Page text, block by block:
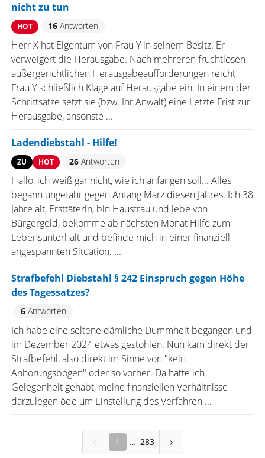
nicht zu tun
HOT 16Antworten
Herr X hat Eigentum von Frau Y in seinem Besitz. Er
verweigert die Herausgabe. Nach mehreren fruchtlosen
außergerichtlichen Herausgabeaufforderungen reicht
Frau Y schließlich Klage auf Herausgabe ein. In einem der
Schriftsätze setzt sie (bzw. Ihr Anwalt) eine Letzte Frist zur
Herausgabe, ansonste ...
Ladendiebstahl - Hilfe!
ZU HOT 26Antworten
Hallo, ich weiß gar nicht, wie ich anfangen soll... Alles
begann ungefähr gegen Anfang März diesen Jahres. Ich 38
Jahre alt, Ersttäterin, bin Hausfrau und lebe von
Bürgergeld, bekomme ab nächsten Monat Hilfe zum
Lebensunterhalt und befinde mich in einer finanziell
angespannten Situation. ...
Strafbefehl Diebstahl § 242 Einspruch gegen Höhe
des Tagessatzes?
6Antworten
Ich habe eine seltene dämliche Dummheit begangen und
im Dezember 2024 etwas gestohlen. Nun kam direkt der
Strafbefehl, also direkt im Sinne von "kein
Anhörungsbogen" oder so vorher. Da hätte ich
Gelegenheit gehabt, meine finanziellen Verhältnisse
darzulegen öde um Einstellung des Verfahren ...
1 283